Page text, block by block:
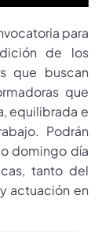
para
de los
que buscan
que
equilibrada e
Podrán
domingo día
tanto del
actuación en